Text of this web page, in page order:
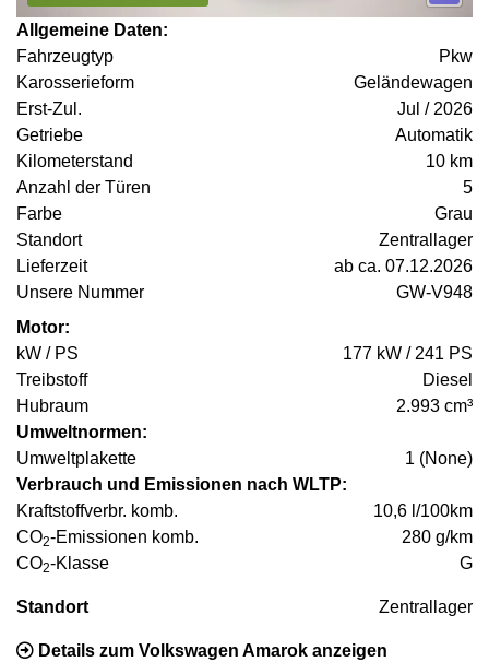
Allgemeine Daten:
Fahrzeugtyp
Pkw
Karosserieform
Geländewagen
Erst-Zul.
Jul / 2026
Getriebe
Automatik
Kilometerstand
10 km
Anzahl der Türen
5
Farbe
Grau
Standort
Zentrallager
Lieferzeit
ab ca. 07.12.2026
Unsere Nummer
GW-V948
Motor:
kW / PS
177 kW / 241 PS
Treibstoff
Diesel
Hubraum
2.993 cm³
Umweltnormen:
Umweltplakette
1 (None)
Verbrauch und Emissionen nach WLTP:
Kraftstoffverbr. komb.
10,6 l/100km
CO2-Emissionen komb.
280 g/km
CO2-Klasse G
Standort Zentrallager
Details zum Volkswagen Amarok anzeigen